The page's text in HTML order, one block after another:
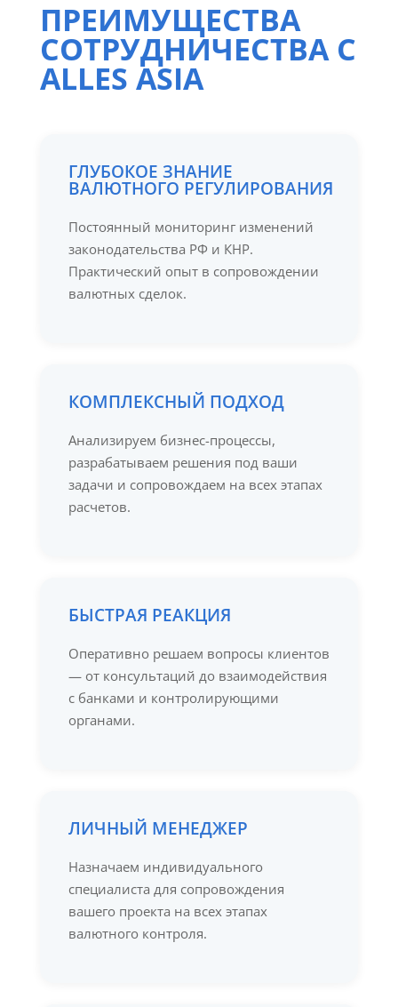
ПРЕИМУЩЕСТВА
СОТРУДНИЧЕСТВА С
ALLES ASIA
ГЛУБОКОЕ ЗНАНИЕ
ВАЛЮТНОГО РЕГУЛИРОВАНИЯ
Постоянный мониторинг изменений
законодательства РФ и КНР.
Практический опыт в сопровождении
валютных сделок.
КОМПЛЕКСНЫЙ ПОДХОД
Анализируем бизнес-процессы,
разрабатываем решения под ваши
задачи и сопровождаем на всех этапах
расчетов.
БЫСТРАЯ РЕАКЦИЯ
Оперативно решаем вопросы клиентов
— от консультаций до взаимодействия
с банками и контролирующими
органами.
ЛИЧНЫЙ МЕНЕДЖЕР
Назначаем индивидуального
специалиста для сопровождения
вашего проекта на всех этапах
валютного контроля.